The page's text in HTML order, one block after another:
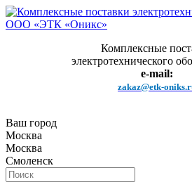
Комплексные
электротехнического
e-mail:
zakaz@etk-
Ваш город
Москва
Москва
Смоленск